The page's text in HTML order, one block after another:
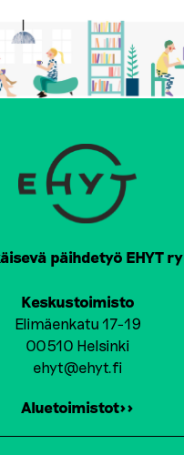
päihdetyö EHYT ry
Keskustoimisto
Elimäenkatu 17-19
00510 Helsinki
ehyt@ehyt.fi
Aluetoimistot>>